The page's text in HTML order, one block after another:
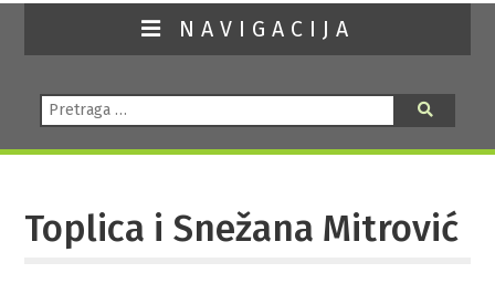
NAVIGACIJA
Pretraga:
Toplica i Snežana Mitrović